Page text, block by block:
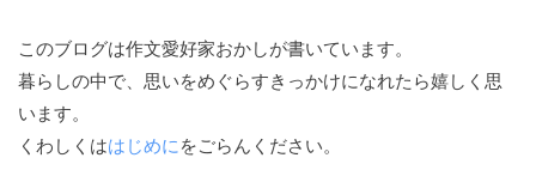
このブログは作文愛好家おかしが書いています。
暮らしの中で、思いをめぐらすきっかけになれたら嬉しく思
います。
くわしくははじめに をごらんください。